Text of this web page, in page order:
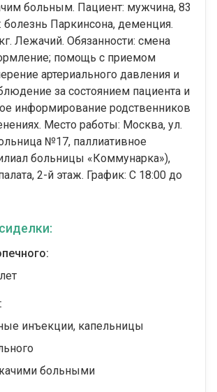
больным. Пациент: мужчина, 83
болезнь Паркинсона, деменция.
Лежачий. Обязанности: смена
помощь с приемом
артериального давления и
за состоянием пациента и
информирование родственников
Место работы: Москва, ул.
№17, паллиативное
больницы «Коммунарка»),
2-й этаж. График: С 18:00 до
инъекции, капельницы
больными